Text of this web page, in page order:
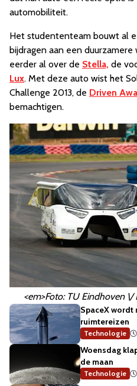
automobiliteit.
Het studententeam bouwt al
bijdragen aan een
eerder al over de Stella, de
Lux. Met deze auto wist het
Challenge 2013, de Driven
bemachtigen.
<em>Foto: TU Eindhoven \/
SpaceX wordt
ruimtereizen
Technologie
Woensdag
de maan
Technologie